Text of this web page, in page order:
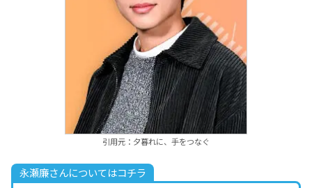
引用元：夕暮れに、手をつなぐ
永瀬廉さんについてはコチラ